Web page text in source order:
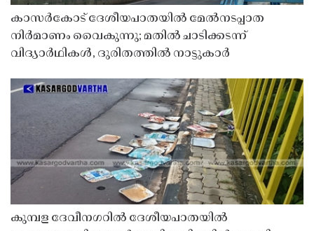
കാസർകോട് ദേശീയപാതയിൽ മേൽനടപ്പാത
നിർമാണം വൈകുന്നു; മതിൽ ചാടിക്കടന്ന്
വിദ്യാർഥികൾ, ദുരിതത്തിൽ നാട്ടുകാർ
കുമ്പള ദേവീനഗറിൽ ദേശീയപാതയിൽ